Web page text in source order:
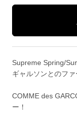
Supreme Spring/
ギャルソンとのフ
COMME des
ー！